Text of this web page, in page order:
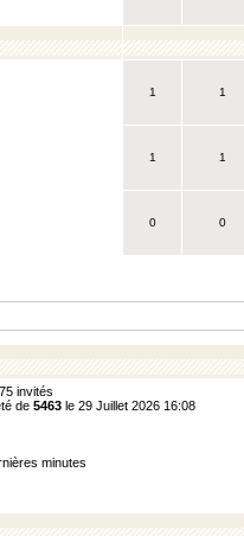
1 1
1 1
0 0
invités
de 5463 le 29 Juillet 2026 16:08
minutes